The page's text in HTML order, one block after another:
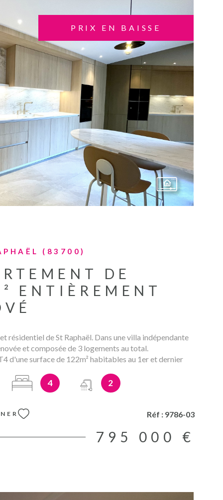
PRIX EN BAISSE
VOIR LE BIEN
(83700)
DE
ENTIÈREMENT
résidentiel de St Raphaël. Dans une villa indépendante
et composée de 3 logements au total.
d'une surface de 122m² habitables au 1er et dernier
2 salles d'eau, et 2 wc, combles au-dessus avec 4é
de qualité et soignées. Livraison immédiate.
sont disponibles sur le site
4 2
Réf : 9786-03
795 000 €